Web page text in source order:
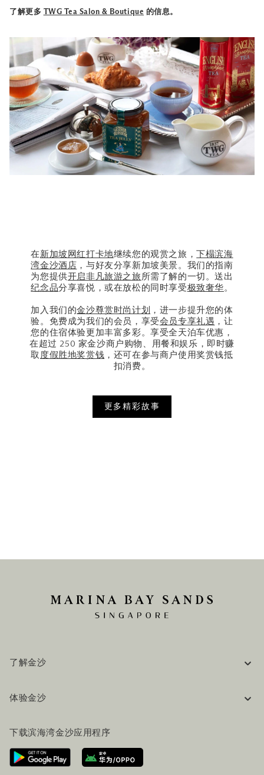
了解更多 TWG Tea Salon & Boutique 的信息。
在 新加坡网红打卡地继续您的观赏之旅，
下榻滨海
湾金沙酒店 ，与好友分享新加坡美景。我们的指南
为您提供开启非凡旅游之旅 所需了解的一切。送出
纪念品分享喜悦，或在放松的同时享受极致奢华。
加入我们的金沙尊赏时尚计划 ，进一步提升您的体
验。免费成为我们的会员，享受会员专享礼遇 ，让
您的住宿体验更加丰富多彩。享受全天泊车优惠，
在超过 250 家金沙商户购物、用餐和娱乐，即时赚
取 度假胜地奖赏钱 ，还可在参与商户使用奖赏钱抵
扣消费。
更多精彩故事
了解金沙
工作机会
联系我们
体验金沙
行程规划
路线指引
服务设施
下载滨海湾金沙应用程序